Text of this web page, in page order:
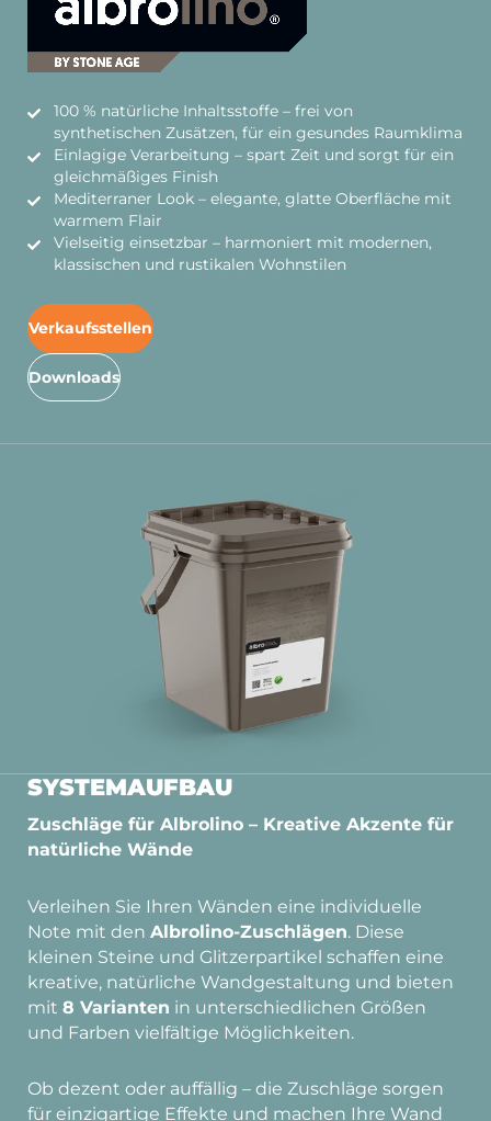
100 % natürliche Inhaltsstoffe – frei von
synthetischen Zusätzen, für ein gesundes Raumklima
Einlagige Verarbeitung – spart Zeit und sorgt für ein
gleichmäßiges Finish
Mediterraner Look – elegante, glatte Oberfläche mit
warmem Flair
Vielseitig einsetzbar – harmoniert mit modernen,
klassischen und rustikalen Wohnstilen
Verkaufsstellen
Downloads
SYSTEMAUFBAU
Zuschläge für Albrolino – Kreative Akzente für
natürliche Wände
Verleihen Sie Ihren Wänden eine individuelle
Note mit den Albrolino-Zuschlägen. Diese
kleinen Steine und Glitzerpartikel schaffen eine
kreative, natürliche Wandgestaltung und bieten
mit 8 Varianten in unterschiedlichen Größen
und Farben vielfältige Möglichkeiten.
Ob dezent oder auffällig – die Zuschläge sorgen
für einzigartige Effekte und machen Ihre Wand